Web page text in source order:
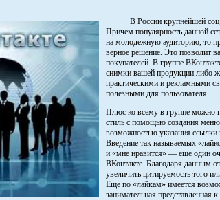
В России крупнейшей
Причем популярность данной
на молодежную аудиторию, то
верное решение. Это позволит
покупателей. В группе
снимки вашей продукции либо
практическими и рекламными
полезными для пользователя.
Плюс ко всему в группе можно
стиль с помощью создания меню
возможностью указания ссылки
Введение так называемых
и «мне нравится» — еще один
ВКонтакте. Благодаря данным
увеличить цитируемость того
Еще по «лайкам» имеется
занимательная представленная